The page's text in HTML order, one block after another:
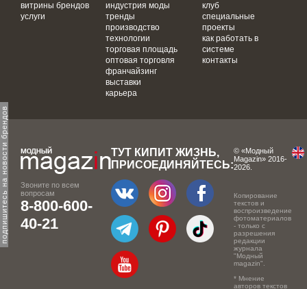
подпишитесь на новости брендов
витрины брендов
услуги
индустрия моды
тренды
производство
технологии
торговая площадь
оптовая торговля
франчайзинг
выставки
карьера
клуб
специальные
проекты
как работать в
системе
контакты
Звоните по всем
вопросам
8-800-600-
40-21
ТУТ КИПИТ ЖИЗНЬ,
ПРИСОЕДИНЯЙТЕСЬ:
© «Модный
Magazin» 2016-
2026.
Копирование
текстов и
воспроизведение
фотоматериалов
- только с
разрешения
редакции
журнала
"Модный
magazin".
* Мнение
авторов текстов